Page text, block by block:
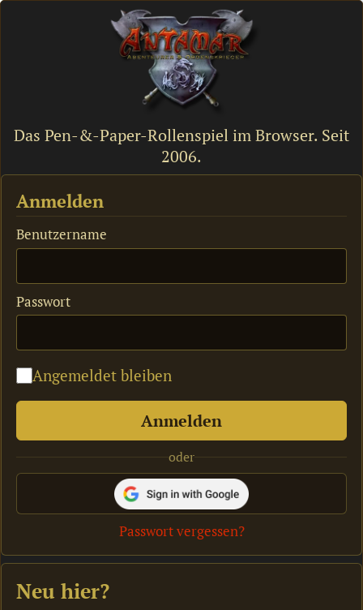
Antamar – Abenteurer &
Das Pen-&-Paper-Rollenspiel im Browser. Seit
2006.
Anmelden
Benutzername
Passwort
Angemeldet bleiben
Anmelden
oder
Passwort vergessen?
Neu hier?